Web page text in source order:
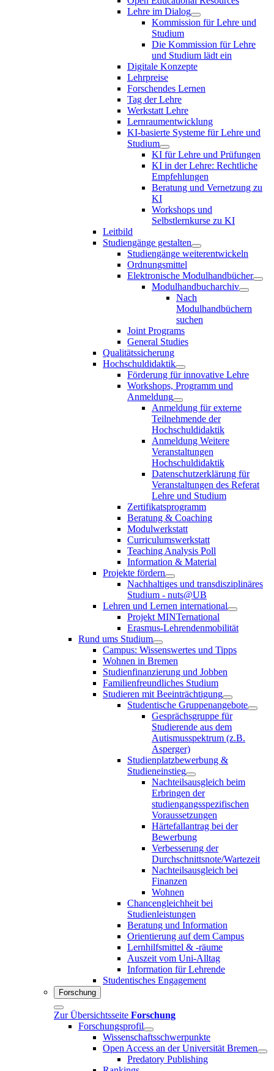
Lehre im Dialog
Kommission für Lehre und
Studium
Die Kommission für Lehre
und Studium lädt ein
Digitale Konzepte
Lehrpreise
Forschendes Lernen
Tag der Lehre
Werkstatt Lehre
Lernraumentwicklung
KI-basierte Systeme für Lehre und
Studium
KI für Lehre und Prüfungen
KI in der Lehre: Rechtliche
Empfehlungen
Beratung und Vernetzung zu
KI
Workshops und
Selbstlernkurse zu KI
Leitbild
Studiengänge gestalten
Studiengänge weiterentwickeln
Ordnungsmittel
Elektronische Modulhandbücher
Modulhandbucharchiv
Nach
Modulhandbüchern
suchen
Joint Programs
General Studies
Qualitätssicherung
Hochschuldidaktik
Förderung für innovative Lehre
Workshops, Programm und
Anmeldung
Anmeldung für externe
Teilnehmende der
Hochschuldidaktik
Anmeldung Weitere
Veranstaltungen
Hochschuldidaktik
Datenschutzerklärung für
Veranstaltungen des Referat
Lehre und Studium
Zertifikatsprogramm
Beratung & Coaching
Modulwerkstatt
Curriculumswerkstatt
Teaching Analysis Poll
Information & Material
Projekte fördern
Nachhaltiges und transdisziplinäres
Studium - nuts@UB
Lehren und Lernen international
Projekt MINTernational
Erasmus-Lehrendenmobilität
Rund ums Studium
Campus: Wissenswertes und Tipps
Wohnen in Bremen
Studienfinanzierung und Jobben
Familienfreundliches Studium
Studieren mit Beeinträchtigung
Studentische Gruppenangebote
Gesprächsgruppe für
Studierende aus dem
Autismusspektrum (z.B.
Asperger)
Studienplatzbewerbung &
Studieneinstieg
Nachteilsausgleich beim
Erbringen der
studiengangsspezifischen
Voraussetzungen
Härtefallantrag bei der
Bewerbung
Verbesserung der
Durchschnittsnote/Wartezeit
Nachteilsausgleich bei
Finanzen
Wohnen
Chancengleichheit bei
Studienleistungen
Beratung und Information
Orientierung auf dem Campus
Lernhilfsmittel & -räume
Auszeit vom Uni-Alltag
Information für Lehrende
Studentisches Engagement
Forschung
Zur Übersichtsseite Forschung
Forschungsprofil
Wissenschaftsschwerpunkte
Open Access an der Universität Bremen
Predatory Publishing